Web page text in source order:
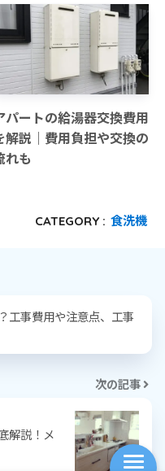
パートの給湯器交換費用
解説｜費用負担や交換の
れも
CATEGORY : 食洗機
工事費用や注意点、工事
次の記事
解説！メ